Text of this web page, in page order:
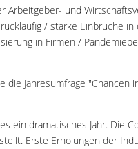
Arbeitgeber- und
/ starke Einbrüche
in Firmen /
Jahresumfrage "Chancen
ein dramatisches Jahr. Die
Erste Erholungen der